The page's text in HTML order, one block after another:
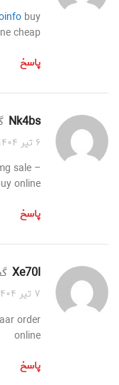
buy
cheap
پاسخ
nk4bs
۶ تیر ۱۴۰۴ در ۲:۰۶ ب.ظ
sale –
online
پاسخ
xe70l
۷ تیر ۱۴۰۴ در ۱۱:۳۴ ب.ظ
order
online
پاسخ